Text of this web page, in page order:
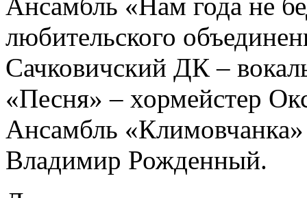
любительского
Сачковичский ДК –
«Песня» – хормейстер
Ансамбль
Владимир Рожденный.